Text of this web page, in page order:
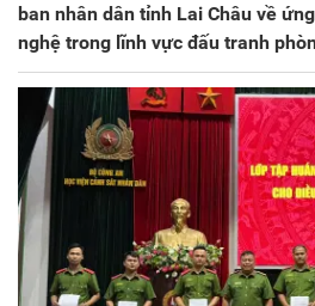
ban nhân dân tỉnh Lai Châu về
nghệ trong lĩnh vực đấu tranh